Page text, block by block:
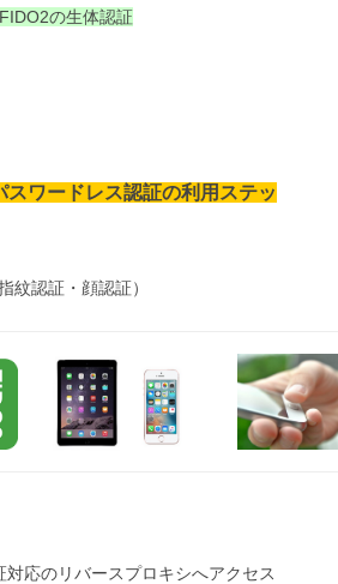
の生体認証
ワードレス認証の利用ステッ
紋認証・顔認証）
対応のリバースプロキシへアクセス